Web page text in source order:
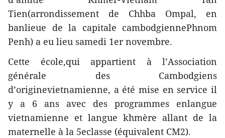
Tien(arrondissement de Chhba Ompal, en
banlieue de la capitale cambodgiennePhnom
Penh) a eu lieu samedi 1er novembre.
Cette école,qui appartient à l’Association
générale des Cambodgiens
d’originevietnamienne, a été mise en service il
y a 6 ans avec des programmes enlangue
vietnamienne et langue khmère allant de la
maternelle à la 5eclasse (équivalent CM2).